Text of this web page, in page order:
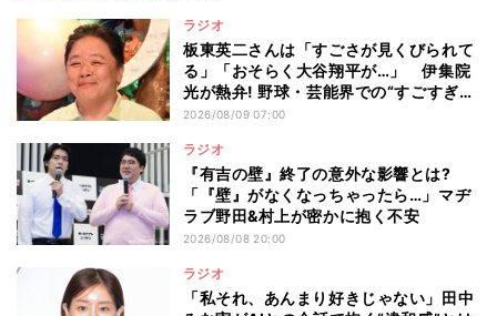
ラジオ
板東英二さんは「すごさが見くびられて
る」「おそらく大谷翔平が…」 伊集院
光が熱弁! 野球・芸能界での“すごすぎ
る”功績
2026/08/09 07:00
ラジオ
『有吉の壁』終了の意外な影響とは?
「『壁』がなくなっちゃったら…」マヂ
ラブ野田&村上が密かに抱く不安
2026/08/08 20:00
ラジオ
「私それ、あんまり好きじゃない」田中